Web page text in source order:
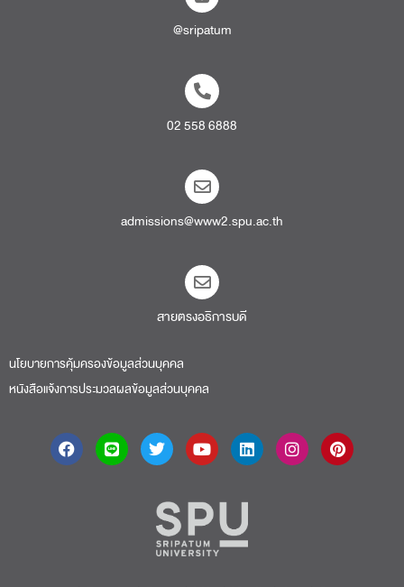
@sripatum
02 558 6888
admissions@www2.spu.ac.th
สายตรงอธิการบดี​
นโยบายการคุ้มครองข้อมูลส่วนบุคคล
หนังสือแจ้งการประมวลผลข้อมูลส่วนบุคคล